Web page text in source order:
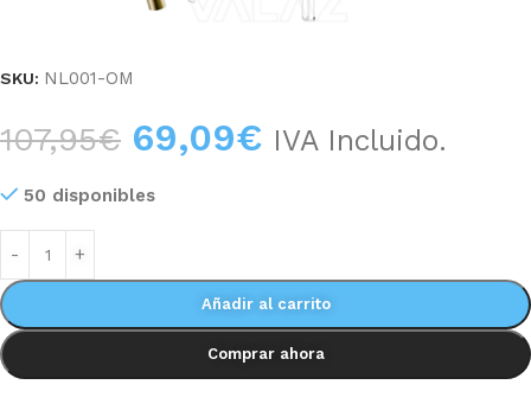
SKU: NL001-OM
107,95€ 69,09€ IVA Incluido.
50 disponibles
Añadir al carrito
Comprar ahora